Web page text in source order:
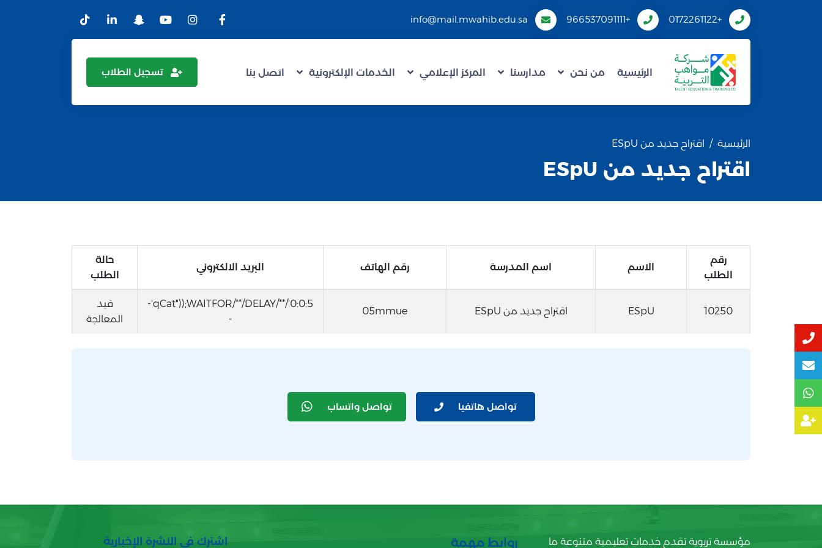
+0172261122
+966537091111
info@mail.mwahib.edu.sa
الرئيسية من نحن مدارسنا المركز الإعلامي الخدمات الإلكترونية اتصل بنا تسجيل الطلاب
الرئيسية اقتراح جديد من ESpU
اقتراح جديد من ESpU
رقم
الطلب
الاسم اسم المدرسة رقم الهاتف البريد الالكتروني
حالة
الطلب
10250
ESpU اقتراح جديد من ESpU 05mmue
qCat"));WAITFOR/**/DELAY/**/'0:0:5'-
-
قيد
المعالجة
تواصل هاتفيا تواصل واتساب
مؤسسة تربوية تقدم خدمات تعليمية متنوعة ما روابط مهمة اشترك في النشرة الإخبارية